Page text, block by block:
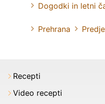
Dogodki in letni
Prehrana
Recepti
Video recepti